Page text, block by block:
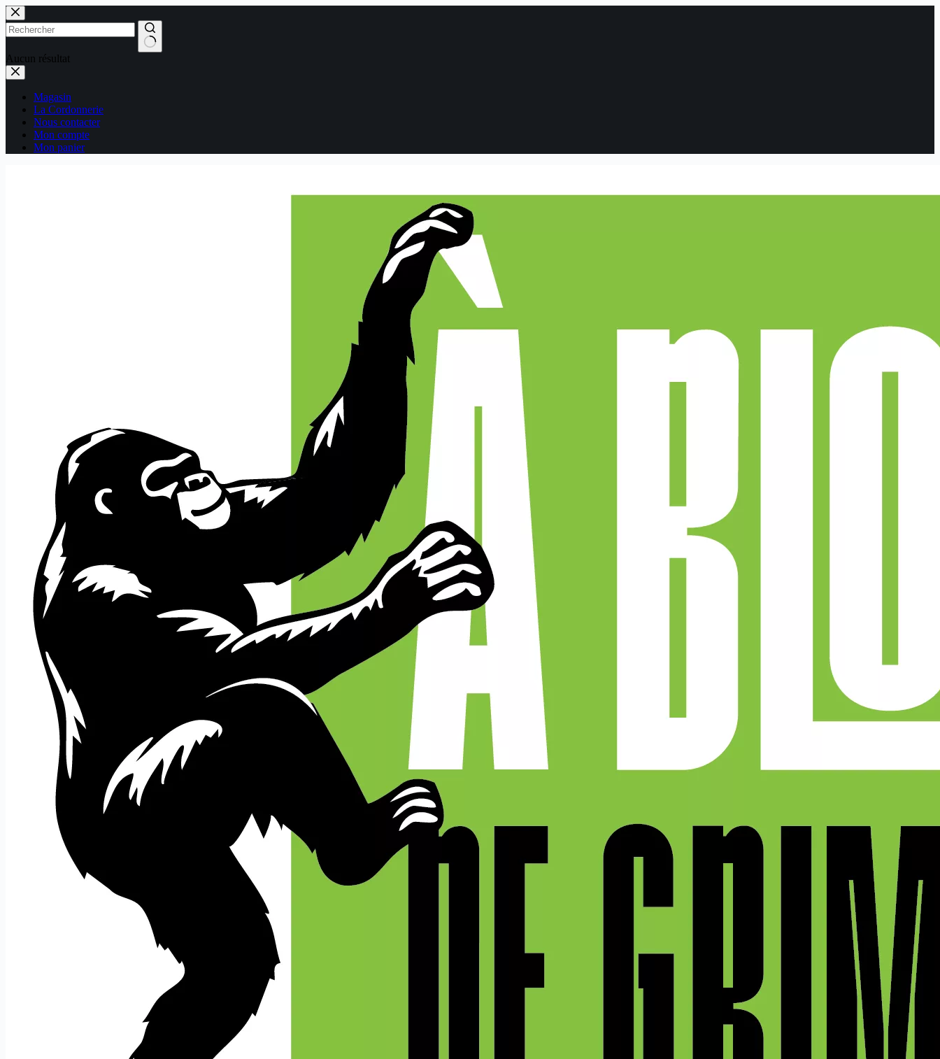
Passer
au
contenu
Aucun résultat
Magasin
La Cordonnerie
Nous contacter
Mon compte
Mon panier